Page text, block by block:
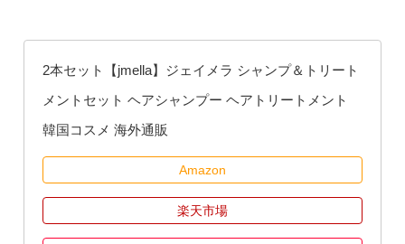
2本セット【jmella】ジェイメラ シャンプ＆トリート
メントセット ヘアシャンプー ヘアトリートメント
韓国コスメ 海外通販
Amazon
楽天市場